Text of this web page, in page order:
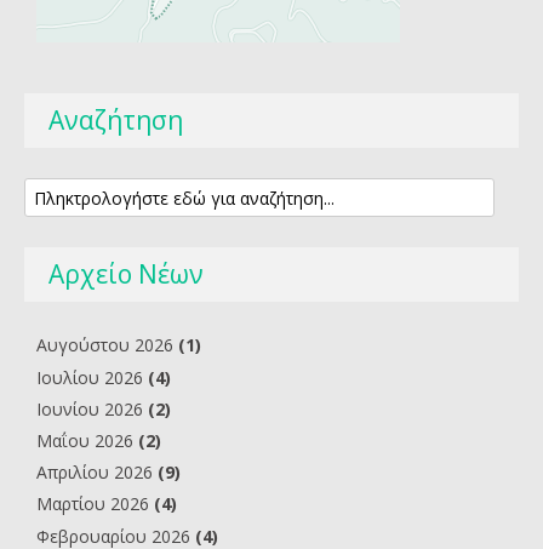
Αναζήτηση
Αρχείο Νέων
Αυγούστου 2026 (1)
Ιουλίου 2026 (4)
Ιουνίου 2026 (2)
Μαΐου 2026 (2)
Απριλίου 2026 (9)
Μαρτίου 2026 (4)
Φεβρουαρίου 2026 (4)